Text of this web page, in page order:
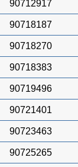
90712917
90718187
90718270
90718383
90719496
90721401
90723463
90725265